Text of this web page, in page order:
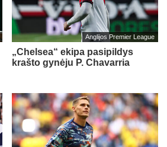
Anglijos Premier League
„Chelsea“ ekipa pasipildys
krašto gynėju P. Chavarria